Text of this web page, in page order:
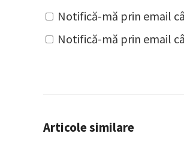
Notifică-mă prin email
Notifică-mă prin email
Articole similare